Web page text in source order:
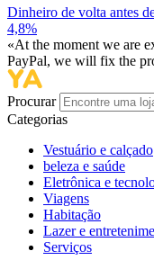
Dinheiro de volta antes
4,8%
«At the moment we are
PayPal, we will fix the
Procurar
Categorias
Vestuário e calçado
beleza e saúde
Eletrônica e
Viagens
Habitação
Lazer e
Serviços